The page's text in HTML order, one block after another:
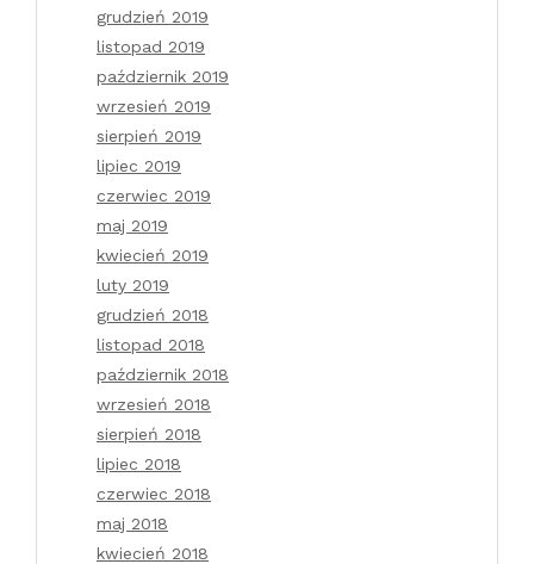
grudzień 2019
listopad 2019
październik 2019
wrzesień 2019
sierpień 2019
lipiec 2019
czerwiec 2019
maj 2019
kwiecień 2019
luty 2019
grudzień 2018
listopad 2018
październik 2018
wrzesień 2018
sierpień 2018
lipiec 2018
czerwiec 2018
maj 2018
kwiecień 2018